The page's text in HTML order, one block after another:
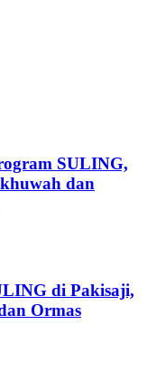
SULING,
dan
di Pakisaji,
Ormas